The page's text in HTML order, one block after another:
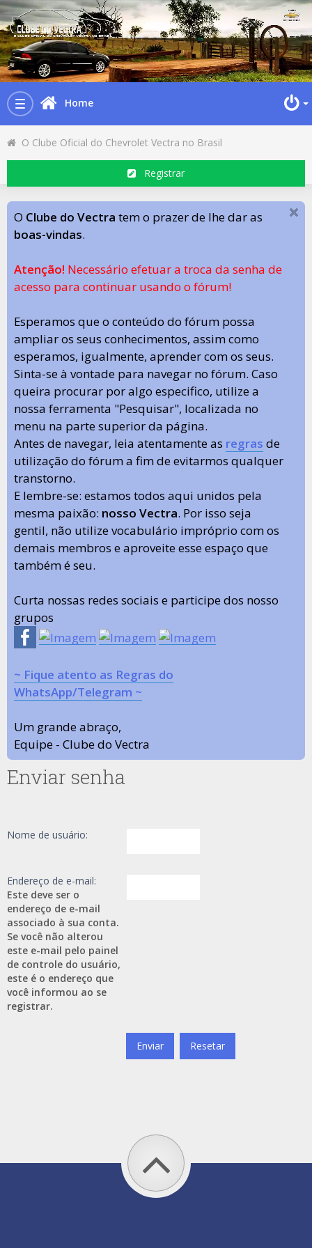
Toggle
navigation
Home
O Clube Oficial do Chevrolet Vectra no Brasil
Registrar
O Clube do Vectra tem o prazer de lhe dar as
boas-vindas.
Atenção! Necessário efetuar a troca da senha de
acesso para continuar usando o fórum!
Esperamos que o conteúdo do fórum possa
ampliar os seus conhecimentos, assim como
esperamos, igualmente, aprender com os seus.
Sinta-se à vontade para navegar no fórum. Caso
queira procurar por algo especifico, utilize a
nossa ferramenta "Pesquisar", localizada no
menu na parte superior da página.
Antes de navegar, leia atentamente as regras de
utilização do fórum a fim de evitarmos qualquer
transtorno.
E lembre-se: estamos todos aqui unidos pela
mesma paixão: nosso Vectra. Por isso seja
gentil, não utilize vocabulário impróprio com os
demais membros e aproveite esse espaço que
também é seu.
Curta nossas redes sociais e participe dos nosso
grupos
~ Fique atento as Regras do
WhatsApp/Telegram ~
Um grande abraço,
Equipe - Clube do Vectra
Enviar senha
Nome de usuário:
Endereço de e-mail:
Este deve ser o
endereço de e-mail
associado à sua conta.
Se você não alterou
este e-mail pelo painel
de controle do usuário,
este é o endereço que
você informou ao se
registrar.